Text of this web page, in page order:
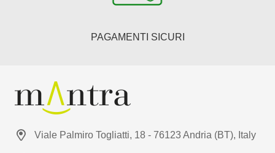
PAGAMENTI SICURI
Viale Palmiro Togliatti, 18 - 76123 Andria (BT), Italy